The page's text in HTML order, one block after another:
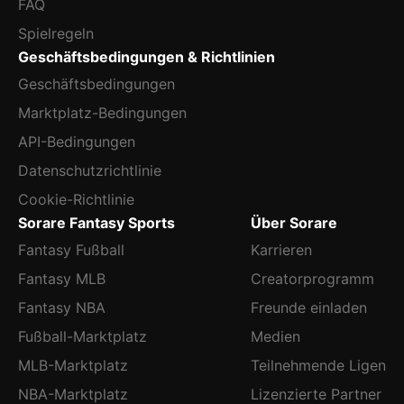
FAQ
Spielregeln
Geschäftsbedingungen & Richtlinien
Geschäftsbedingungen
Marktplatz-Bedingungen
API-Bedingungen
Datenschutzrichtlinie
Cookie-Richtlinie
Sorare Fantasy Sports
Fantasy Fußball
Fantasy MLB
Fantasy NBA
Fußball-Marktplatz
MLB-Marktplatz
NBA-Marktplatz
Über Sorare
Karrieren
Creatorprogramm
Freunde einladen
Medien
Teilnehmende Ligen
Lizenzierte Partner